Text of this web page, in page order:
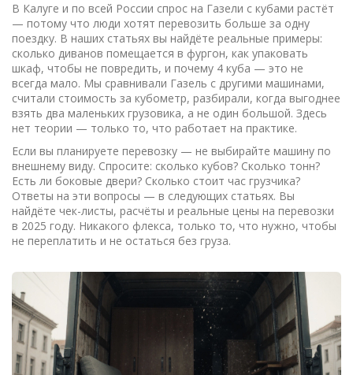
В Калуге и по всей России спрос на Газели с кубами растёт
— потому что люди хотят перевозить больше за одну
поездку. В наших статьях вы найдёте реальные примеры:
сколько диванов помещается в фургон, как упаковать
шкаф, чтобы не повредить, и почему 4 куба — это не
всегда мало. Мы сравнивали Газель с другими машинами,
считали стоимость за кубометр, разбирали, когда выгоднее
взять два маленьких грузовика, а не один большой. Здесь
нет теории — только то, что работает на практике.
Если вы планируете перевозку — не выбирайте машину по
внешнему виду. Спросите: сколько кубов? Сколько тонн?
Есть ли боковые двери? Сколько стоит час грузчика?
Ответы на эти вопросы — в следующих статьях. Вы
найдёте чек-листы, расчёты и реальные цены на перевозки
в 2025 году. Никакого флекса, только то, что нужно, чтобы
не переплатить и не остаться без груза.